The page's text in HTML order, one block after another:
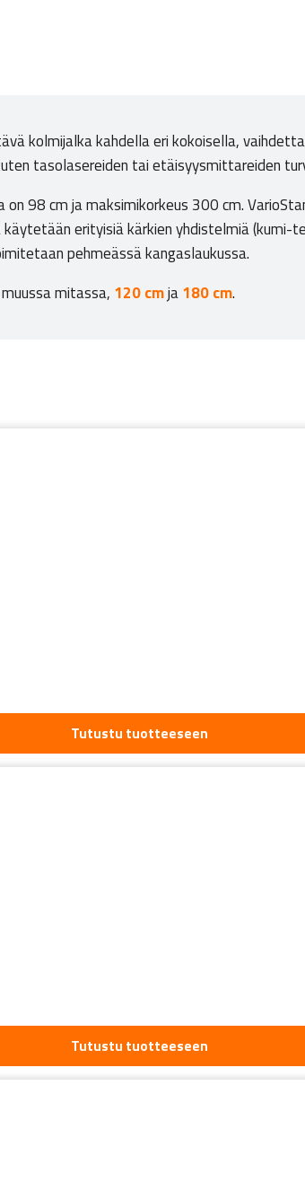
kolmijalka kahdella eri kokoisella,
tasolasereiden tai etäisyysmittareiden
98 cm ja maksimikorkeus 300 cm.
erityisiä kärkien yhdistelmiä (kumi-
pehmeässä kangaslaukussa.
mitassa, 120 cmja180 cm.
Tutustu tuotteeseen
Tutustu tuotteeseen